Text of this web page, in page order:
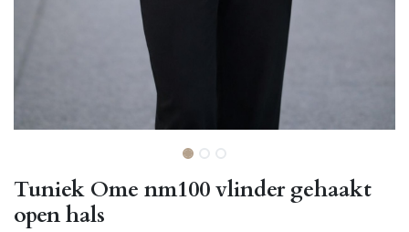
Tuniek Ome nm100 vlinder gehaakt
open hals